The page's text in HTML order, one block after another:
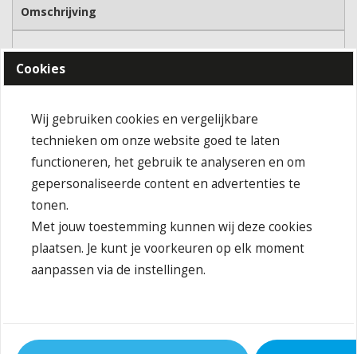
Omschrijving
Gekamd ringgesponnen organisch katoen
Gebreide polokraag en manchetten, zijsplitten
JN1805: knopenlijst met 4 knopen, licht getailleerd
JN1806: knopenlijst met 3 knopen
Buitenstof (210 g/m²): 94% katoen, 6% elastaan
OCS Standard blended 94%
Behandeling
Strijken met een maximale temperatuur van 110°C
Maximale wastemperatuur 40 °C, normale was
normale temperatuur: 80°C
Cookies
Wij gebruiken cookies en vergelijkbare
technieken om onze website goed te laten
functioneren, het gebruik te analyseren en om
gepersonaliseerde content en advertenties te
tonen.
Met jouw toestemming kunnen wij deze cookies
plaatsen. Je kunt je voorkeuren op elk moment
aanpassen via de instellingen.